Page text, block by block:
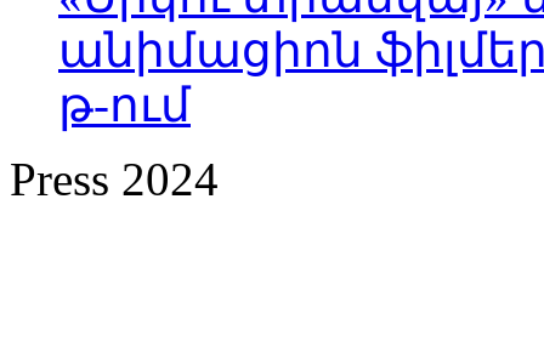
անիմացիոն
թ-ում
Press 2024